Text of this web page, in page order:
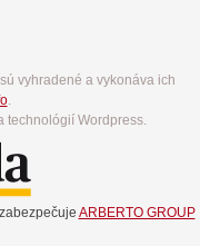
vyhradené a vykonáva ich
.
technológií Wordpress.
ARBERTO GROUP